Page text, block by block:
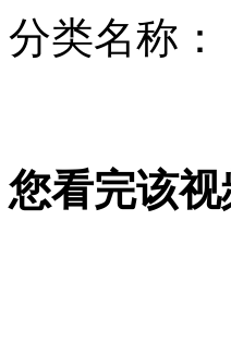
四川境内发生持枪抢
太极后人称闫芳系诈骗
分类名称：
您看完该